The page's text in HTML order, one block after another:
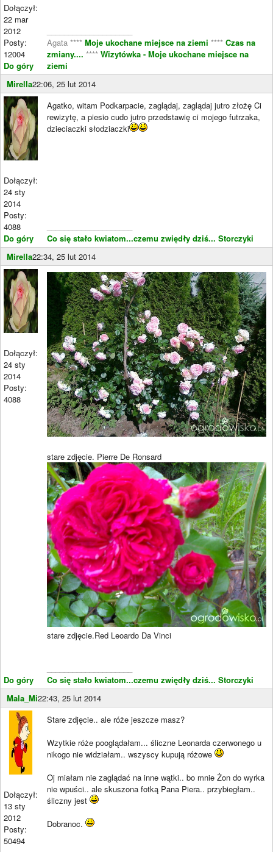
Dołączył:
22 mar
2012
Posty:
12004
Do góry
Agata **** Moje ukochane miejsce na ziemi **** Czas na
zmiany.... **** Wizytówka - Moje ukochane miejsce na
ziemi
Mirella22:06, 25 lut 2014
Dołączył:
24 sty
2014
Posty:
4088
Do góry
Agatko, witam Podkarpacie, zaglądaj, zaglądaj jutro złożę Ci
rewizytę, a piesio cudo jutro przedstawię ci mojego futrzaka,
dzieciaczki słodziaczki
Co się stało kwiatom...czemu zwiędły dziś... Storczyki
Mirella22:34, 25 lut 2014
Dołączył:
24 sty
2014
Posty:
4088
Do góry
stare zdjęcie. Pierre De Ronsard
stare zdjęcie.Red Leoardo Da Vinci
Co się stało kwiatom...czemu zwiędły dziś... Storczyki
Mala_Mi22:43, 25 lut 2014
Dołączył:
13 sty
2012
Posty:
50494
Stare zdjęcie.. ale róże jeszcze masz?
Wzytkie róże pooglądałam... śliczne Leonarda czerwonego u
nikogo nie widziałam.. wszyscy kupują różowe
Oj miałam nie zaglądać na inne wątki.. bo mnie Żon do wyrka
nie wpuści.. ale skuszona fotką Pana Piera.. przybiegłam..
śliczny jest
Dobranoc.